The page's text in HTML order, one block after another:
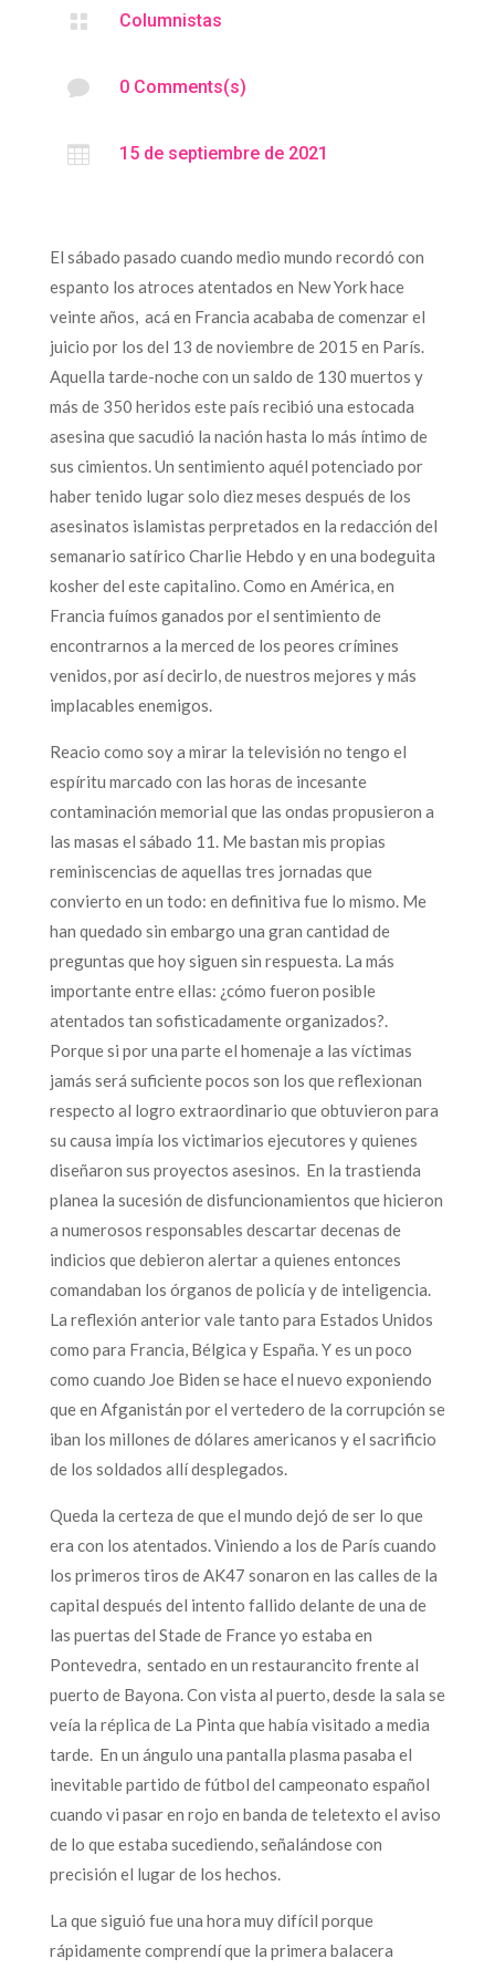
 Columnistas
 0 Comments(s)
 15 de septiembre de 2021
El sábado pasado cuando medio mundo recordó con
espanto los atroces atentados en New York hace
veinte años, acá en Francia acababa de comenzar el
juicio por los del 13 de noviembre de 2015 en París.
Aquella tarde-noche con un saldo de 130 muertos y
más de 350 heridos este país recibió una estocada
asesina que sacudió la nación hasta lo más íntimo de
sus cimientos. Un sentimiento aquél potenciado por
haber tenido lugar solo diez meses después de los
asesinatos islamistas perpretados en la redacción del
semanario satírico Charlie Hebdo y en una bodeguita
kosher del este capitalino. Como en América, en
Francia fuímos ganados por el sentimiento de
encontrarnos a la merced de los peores crímines
venidos, por así decirlo, de nuestros mejores y más
implacables enemigos.
Reacio como soy a mirar la televisión no tengo el
espíritu marcado con las horas de incesante
contaminación memorial que las ondas propusieron a
las masas el sábado 11. Me bastan mis propias
reminiscencias de aquellas tres jornadas que
convierto en un todo: en definitiva fue lo mismo. Me
han quedado sin embargo una gran cantidad de
preguntas que hoy siguen sin respuesta. La más
importante entre ellas: ¿cómo fueron posible
atentados tan sofisticadamente organizados?.
Porque si por una parte el homenaje a las víctimas
jamás será suficiente pocos son los que reflexionan
respecto al logro extraordinario que obtuvieron para
su causa impía los victimarios ejecutores y quienes
diseñaron sus proyectos asesinos. En la trastienda
planea la sucesión de disfuncionamientos que hicieron
a numerosos responsables descartar decenas de
indicios que debieron alertar a quienes entonces
comandaban los órganos de policía y de inteligencia.
La reflexión anterior vale tanto para Estados Unidos
como para Francia, Bélgica y España. Y es un poco
como cuando Joe Biden se hace el nuevo exponiendo
que en Afganistán por el vertedero de la corrupción se
iban los millones de dólares americanos y el sacrificio
de los soldados allí desplegados.
Queda la certeza de que el mundo dejó de ser lo que
era con los atentados. Viniendo a los de París cuando
los primeros tiros de AK47 sonaron en las calles de la
capital después del intento fallido delante de una de
las puertas del Stade de France yo estaba en
Pontevedra, sentado en un restaurancito frente al
puerto de Bayona. Con vista al puerto, desde la sala se
veía la réplica de La Pinta que había visitado a media
tarde. En un ángulo una pantalla plasma pasaba el
inevitable partido de fútbol del campeonato español
cuando vi pasar en rojo en banda de teletexto el aviso
de lo que estaba sucediendo, señalándose con
precisión el lugar de los hechos.
La que siguió fue una hora muy difícil porque
rápidamente comprendí que la primera balacera